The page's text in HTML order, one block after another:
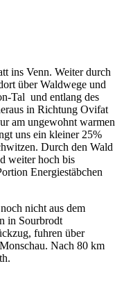
ins Venn. Weiter durch
über Waldwege und
Tal und entlang des
in Richtung Ovifat
am ungewohnt warmen
uns ein kleiner 25%
Durch den Wald
weiter hoch bis
Energiestäbchen
nicht aus dem
in Sourbrodt
fuhren über
Nach 80 km